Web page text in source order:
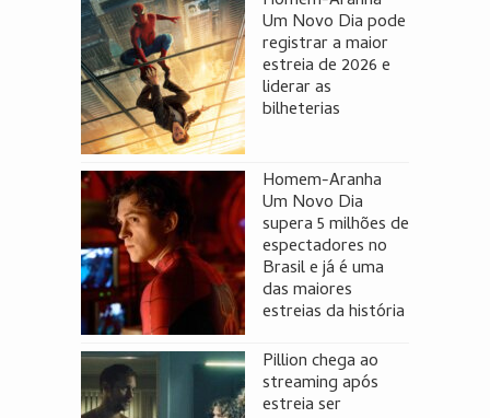
Um Novo Dia pode
registrar a maior
estreia de 2026 e
liderar as
bilheterias
Homem-Aranha
Um Novo Dia
supera 5 milhões de
espectadores no
Brasil e já é uma
das maiores
estreias da história
Pillion chega ao
streaming após
estreia ser